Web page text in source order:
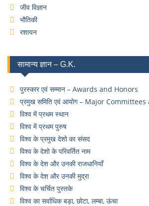
जीव विज्ञान
भौतिकी
रशायन
सामान्य ज्ञान – G.K.
पुरस्कार एवं सम्मान – Awards and Honors
प्रमुख समिति एवं आयोग – Major
विश्व में प्रथम स्थान
विश्व में प्रथम पुरुष
विश्व के प्रमुख देशो का संसद
विश्व के देशो के परिवर्तित नाम
विश्व के देश और उनकी राजधानियाँ
विश्व के देश और उनकी मुद्रा
विश्व के चर्चित पुस्तके
विश्व का सर्वाधिक बड़ा, छोटा, लम्बा, ऊंचा